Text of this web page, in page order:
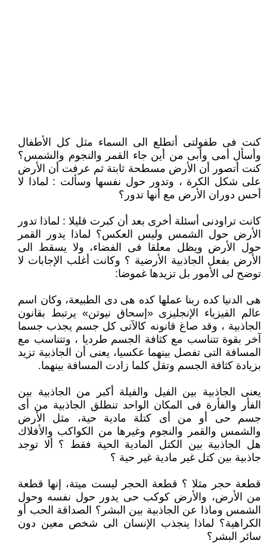
كنت فى طفولتى أتطلع الى السماء مثل كل الأطفال
وأسأل أمى وأبى من أين جاء القمر والنجوم والشمس؟
كنت أتصور أن الأرض مسطحة ثابتة ثم عرفت أن الأرض
على شكل الكرة ، وتدور حول نفسها وسألت : لماذا لا
أحس دوران الأرض مع أنها تدور؟
كانت تراودنى أسئلة أخرى بعد أن كبرت قليلا : لماذا تدور
الأرض حول الشمس وليس العكس؟ لماذا يدور القمر
حول الأرض ويظل معلقا فى الفضاء، ولا يسقط الى
الأرض بفعل الجاذبية الأرضية ؟ وكانت أغلب الإجابات لا
توضح لى الأمور بل تزيدها غموضا:
هى الدنيا كده ربنا عملها كده هى دى الطبيعة، وكان اسم
عالم الفيزياء الإنجليزى «إسحاق نيوتن» يرتبط بقانون
الجاذبية ، وقد صاغ قانونه كالآتى كل جسم يجذب جسما
آخر بقوة تتناسب مع كثافة الجسم طرديا ، وتتناسب مع
المسافة التى تفصل بينهما عكسيا، يعنى أن الجاذبية تزيد
بزيادة كثافة الجسم وتقل كلما زادت المسافة بينهما.
يعنى الجاذبية بين الفيل والفيلة أكبر من الجاذبية بين
الفأر والفأرة فى المكان الواحد تنطلق الجاذبية من أى
جسم حى أو من أى كتلة مادية حية، مثل الأرض
والشمس والقمر والنجوم وغيرها من الكواكب والأفلاك
هل الجاذبية بين الكتل المادية الحية فقط ؟ ألا توجد
جاذبية بين كتل غير مادية غير حية ؟
قطعة حجر مثلا ؟ قطعة الحجر ليست ميتة، إنها قطعة
من الأرض، والأرض كوكب حى يدور حول نفسه وحول
الشمس وماذا عن الجاذبية بين البشر؟ الصداقة الحب أو
الكراهية؟ لماذا ينجذب الإنسان الى شخص معين دون
سائر البشر؟